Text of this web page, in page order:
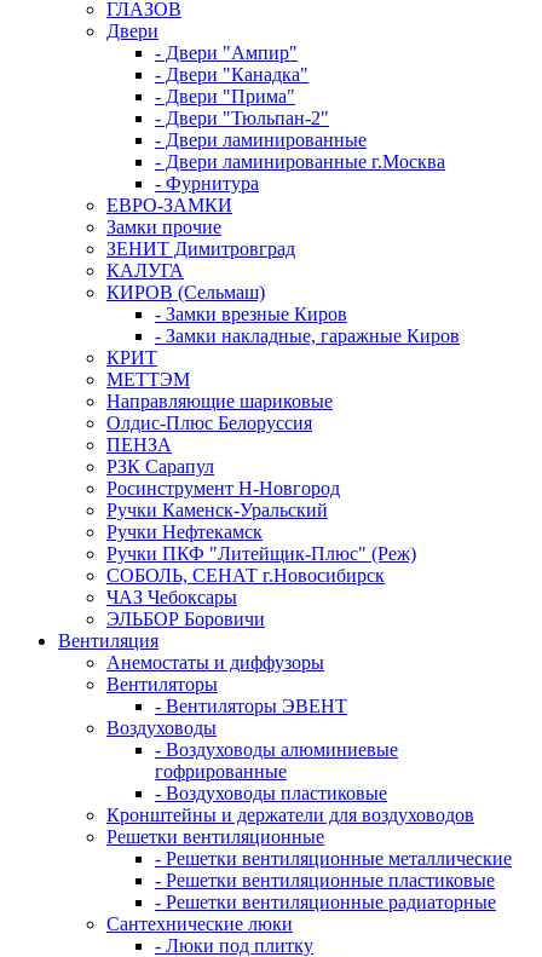
ГЛАЗОВ
Двери
- Двери "Ампир"
- Двери "Канадка"
- Двери "Прима"
- Двери "Тюльпан-2"
- Двери ламинированные
- Двери ламинированные г.Москва
- Фурнитура
ЕВРО-ЗАМКИ
Замки прочие
ЗЕНИТ Димитровград
КАЛУГА
КИРОВ (Сельмаш)
- Замки врезные Киров
- Замки накладные, гаражные Киров
КРИТ
МЕТТЭМ
Направляющие шариковые
Олдис-Плюс Белоруссия
ПЕНЗА
РЗК Сарапул
Росинструмент Н-Новгород
Ручки Каменск-Уральский
Ручки Нефтекамск
Ручки ПКФ "Литейщик-Плюс" (Реж)
СОБОЛЬ, СЕНАТ г.Новосибирск
ЧАЗ Чебоксары
ЭЛЬБОР Боровичи
Вентиляция
Анемостаты и диффузоры
Вентиляторы
- Вентиляторы ЭВЕНТ
Воздуховоды
- Воздуховоды алюминиевые
гофрированные
- Воздуховоды пластиковые
Кронштейны и держатели для воздуховодов
Решетки вентиляционные
- Решетки вентиляционные металлические
- Решетки вентиляционные пластиковые
- Решетки вентиляционные радиаторные
Сантехнические люки
- Люки под плитку